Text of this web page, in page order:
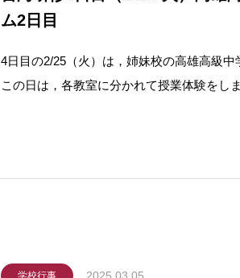
ム2日目
4日目の2/25（火）は，姉妹校の高雄高級中
この日は，各教室に分かれて授業体験をし
学校行事